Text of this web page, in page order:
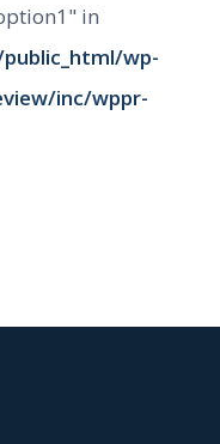
in
wp-
inc/wppr-